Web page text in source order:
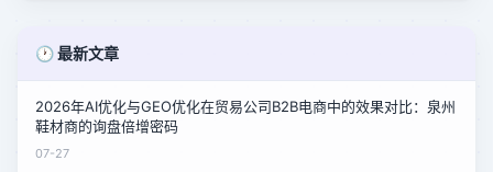
🕐 最新文章
2026年AI优化与GEO优化在贸易公司B2B电商中的效果对比：泉州
鞋材商的询盘倍增密码
07-27